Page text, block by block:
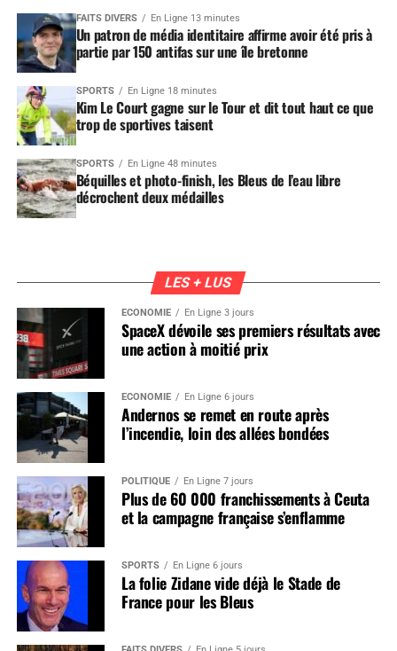
FAITS DIVERS En Ligne 13 minutes
Un patron de média identitaire affirme avoir été pris à
partie par 150 antifas sur une île bretonne
SPORTS En Ligne 18 minutes
Kim Le Court gagne sur le Tour et dit tout haut ce que
trop de sportives taisent
SPORTS En Ligne 48 minutes
Béquilles et photo-finish, les Bleus de l’eau libre
décrochent deux médailles
LES + LUS
ÉCONOMIE En Ligne 3 jours
SpaceX dévoile ses premiers résultats avec
une action à moitié prix
ÉCONOMIE En Ligne 6 jours
Andernos se remet en route après
l’incendie, loin des allées bondées
POLITIQUE En Ligne 7 jours
Plus de 60 000 franchissements à Ceuta
et la campagne française s’enflamme
SPORTS En Ligne 6 jours
La folie Zidane vide déjà le Stade de
France pour les Bleus